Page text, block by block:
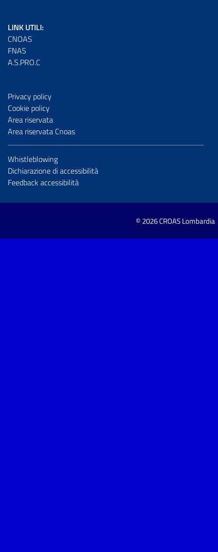
LINK UTILI:
CNOAS
FNAS
A.S.PRO.C
Privacy policy
Cookie policy
Area riservata
Area riservata Cnoas
Whistleblowing
Dichiarazione di accessibilità
Feedback accessibilità
© 2026 CROAS Lombardia